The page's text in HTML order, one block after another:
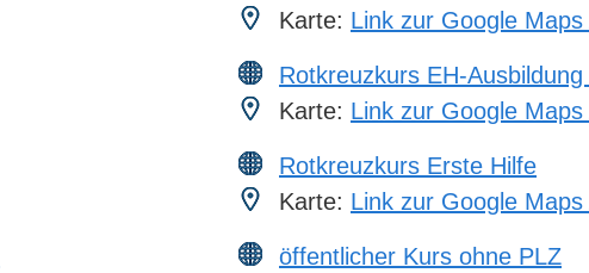
Karte: Link zur Google Maps
Rotkreuzkurs EH-
Karte: Link zur Google Maps
Rotkreuzkurs Erste Hilfe
Karte: Link zur Google Maps
öffentlicher Kurs ohne PLZ